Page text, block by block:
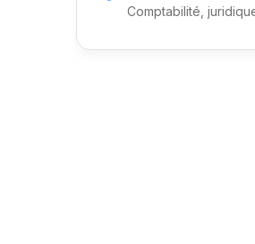
Comptabilité,